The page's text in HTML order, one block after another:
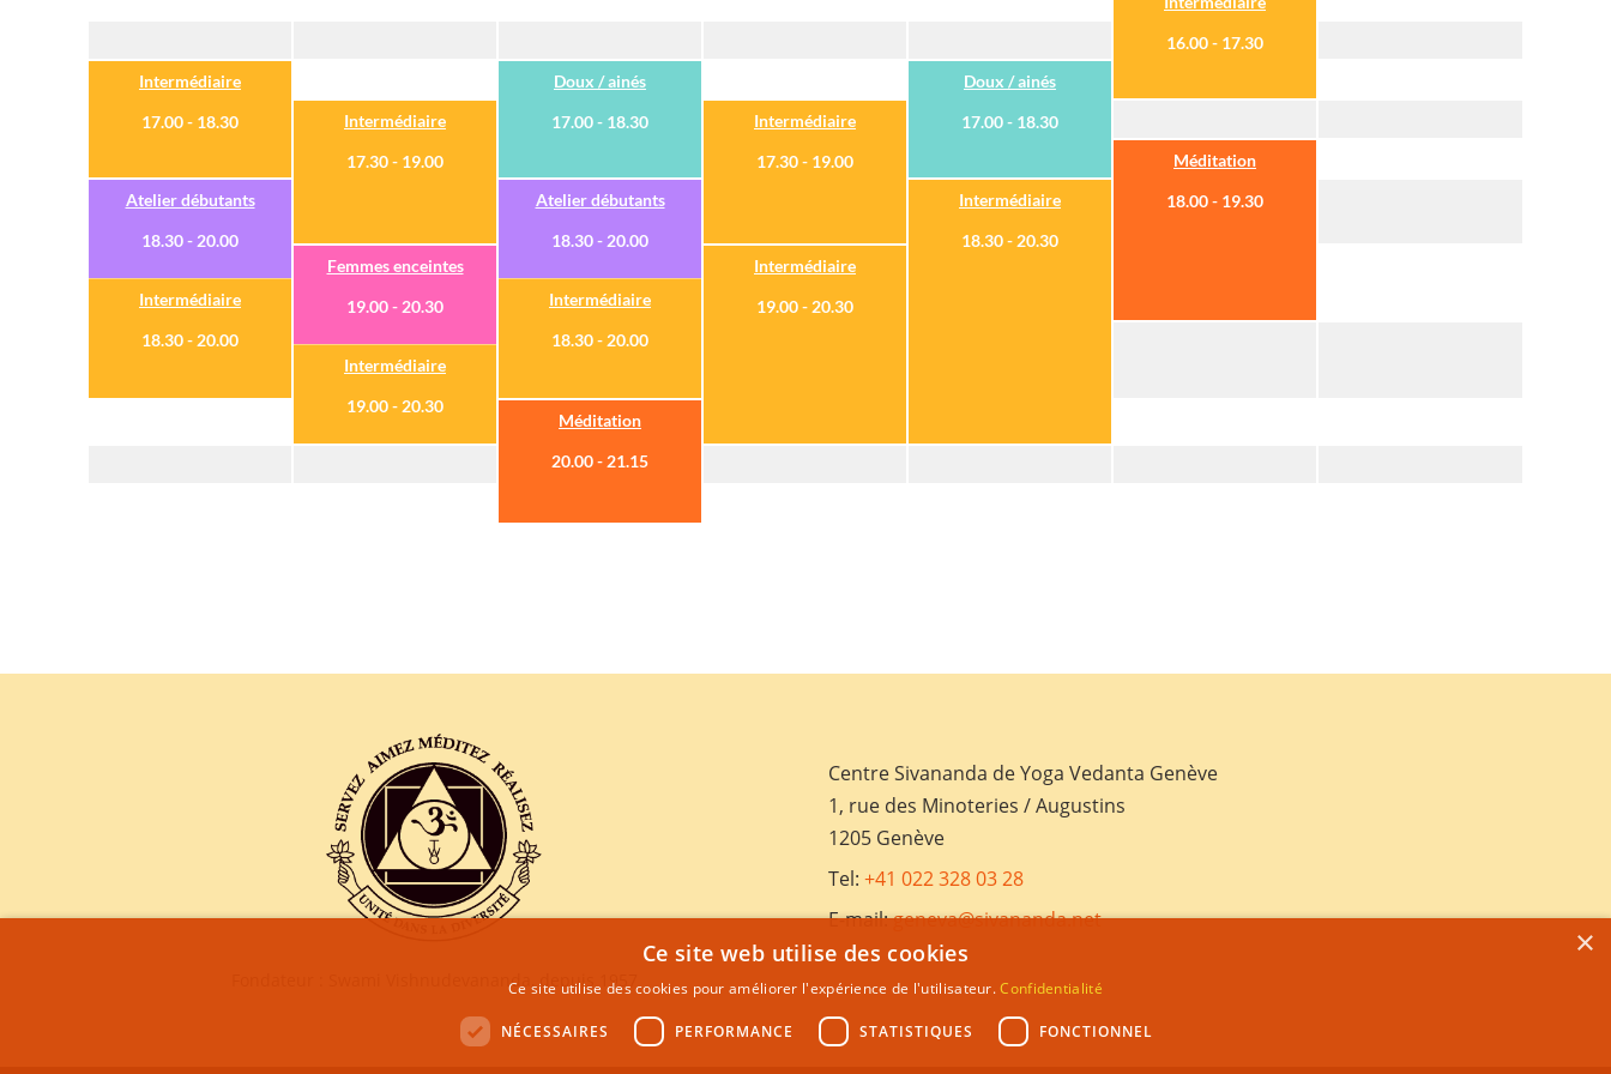
16.00 - 17.30
Intermédiaire
17.00 - 18.30
Doux / ainés
17.00 - 18.30
Doux / ainés
17.00 - 18.30
Intermédiaire
17.30 - 19.00
Intermédiaire
17.30 - 19.00
Méditation
18.00 - 19.30
Atelier débutants
18.30 - 20.00
Intermédiaire
18.30 - 20.00
Atelier débutants
18.30 - 20.00
Intermédiaire
18.30 - 20.00
Intermédiaire
18.30 - 20.30
Femmes enceintes
19.00 - 20.30
Intermédiaire
19.00 - 20.30
Intermédiaire
19.00 - 20.30
Méditation
20.00 - 21.15
Fondateur : Swami Vishnudevananda, depuis 1957
Centre Sivananda de Yoga Vedanta Genève
1, rue des Minoteries / Augustins
1205 Genève
Tel:+41 022 328 03 28
E-mail:geneva@sivananda.net
×
Ce site web utilise des cookies
Ce site utilise des cookies pour améliorer l'expérience de l'utilisateur.Confidentialité
NÉCESSAIRES PERFORMANCE STATISTIQUES FONCTIONNEL